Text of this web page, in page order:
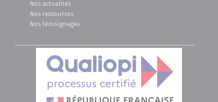
Nos actualités
Nos ressources
Nos témoignages